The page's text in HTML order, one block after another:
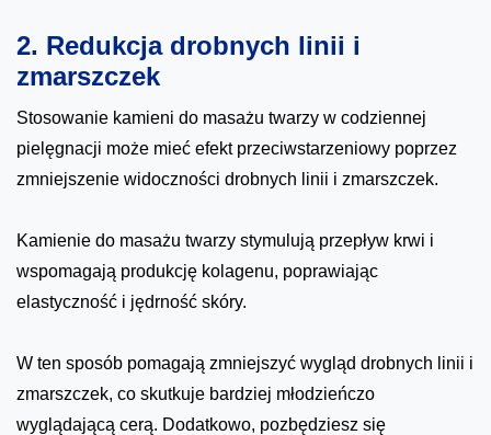
2. Redukcja drobnych linii i
zmarszczek
Stosowanie kamieni do masażu twarzy w codziennej
pielęgnacji może mieć efekt przeciwstarzeniowy poprzez
zmniejszenie widoczności drobnych linii i zmarszczek.
Kamienie do masażu twarzy stymulują przepływ krwi i
wspomagają produkcję kolagenu, poprawiając
elastyczność i jędrność skóry.
W ten sposób pomagają zmniejszyć wygląd drobnych linii i
zmarszczek, co skutkuje bardziej młodzieńczo
wyglądającą cerą. Dodatkowo, pozbędziesz się